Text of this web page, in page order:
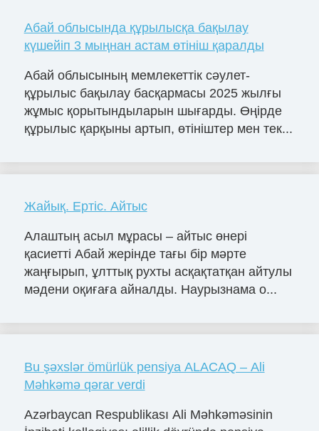
Абай облысында құрылысқа бақылау
күшейіп 3 мыңнан астам өтініш қаралды
Абай облысының мемлекеттік сәулет-
құрылыс бақылау басқармасы 2025 жылғы
жұмыс қорытындыларын шығарды. Өңірде
құрылыс қарқыны артып, өтініштер мен тек...
Жайық. Ертіс. Айтыс
Алаштың асыл мұрасы – айтыс өнері
қасиетті Абай жерінде тағы бір мәрте
жаңғырып, ұлттық рухты асқақтатқан айтулы
мәдени оқиғаға айналды. Наурызнама о...
Bu şəxslər ömürlük pensiya ALACAQ – Ali
Məhkəmə qərar verdi
Azərbaycan Respublikası Ali Məhkəməsinin